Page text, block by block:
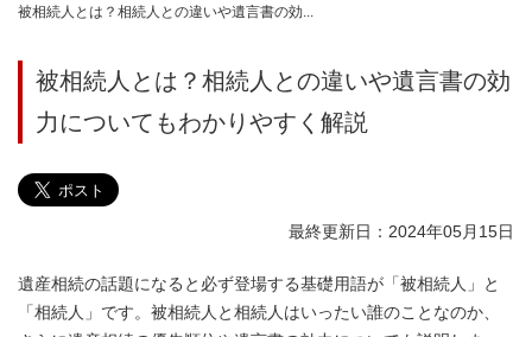
被相続人とは？相続人との違いや遺言書の効...
被相続人とは？相続人との違いや遺言書の効
力についてもわかりやすく解説
最終更新日：2024年05月15日
遺産相続の話題になると必ず登場する基礎用語が「被相続人」と
「相続人」です。被相続人と相続人はいったい誰のことなのか、